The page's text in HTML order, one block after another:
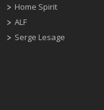
Home Spirit
ALF
Serge Lesage